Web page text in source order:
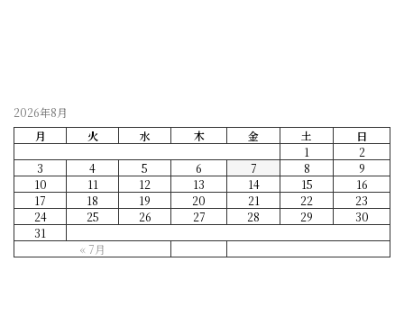
2026年8月
月
火 水 木 金 土 日
« 7月
1
2
3
4 5 6 7 8
9
10
11 12 13 14 15
16
17
18 19 20 21 22
23
24
25 26 27 28 29
30
31